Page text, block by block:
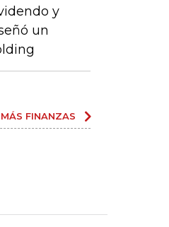
y
un
MÁS FINANZAS